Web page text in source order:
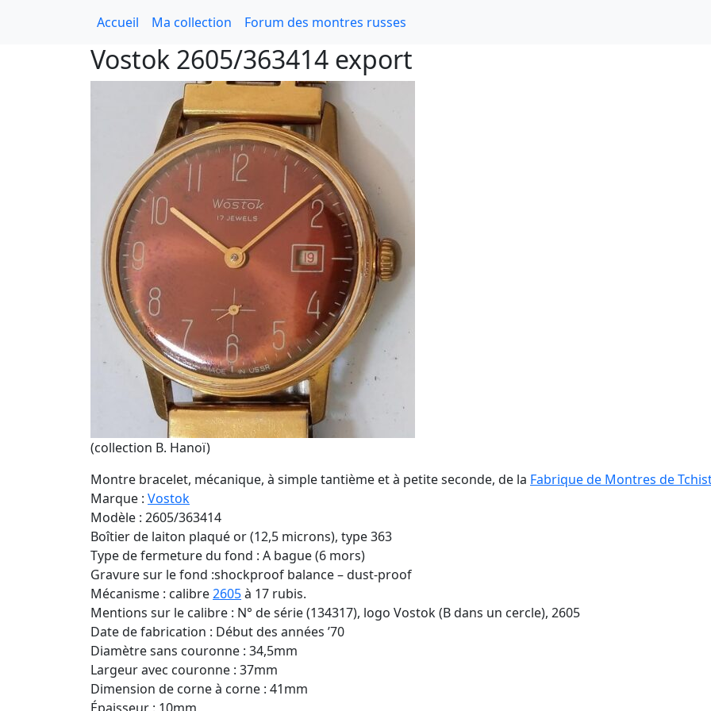
Accueil Ma collection Forum des montres russes
Vostok 2605/363414 export
(collection B. Hanoï)
Montre bracelet, mécanique, à simple tantième et à petite seconde, de la Fabrique de Montres de
Marque : Vostok
Modèle : 2605/363414
Boîtier de laiton plaqué or (12,5 microns), type 363
Type de fermeture du fond : A bague (6 mors)
Gravure sur le fond :shockproof balance – dust-proof
Mécanisme : calibre2605à 17 rubis.
Mentions sur le calibre : N° de série (134317), logo Vostok (B dans un cercle), 2605
Date de fabrication : Début des années ’70
Diamètre sans couronne : 34,5mm
Largeur avec couronne : 37mm
Dimension de corne à corne : 41mm